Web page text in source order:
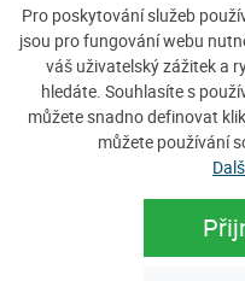
Pro poskytování služeb
jsou pro fungování webu
váš uživatelský zážitek a
hledáte. Souhlasíte s
můžete snadno definovat
můžete používání